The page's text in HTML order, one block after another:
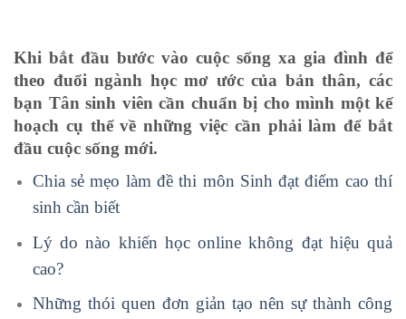
Khi bắt đầu bước vào cuộc sống xa gia đình để
theo đuổi ngành học mơ ước của bản thân, các
bạn Tân sinh viên cần chuẩn bị cho mình một kế
hoạch cụ thể về những việc cần phải làm để bắt
đầu cuộc sống mới.
Chia sẻ mẹo làm đề thi môn Sinh đạt điểm cao thí
sinh cần biết
Lý do nào khiến học online không đạt hiệu quả
cao?
Những thói quen đơn giản tạo nên sự thành công